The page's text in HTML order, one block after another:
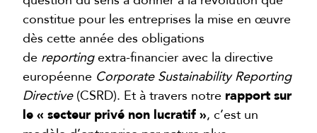
constitue pour les entreprises la mise en œuvre
dès cette année des obligations
de reportingextra-financier avec la directive
européenne Corporate Sustainability Reporting
Directive(CSRD). Et à travers notre rapport sur
le « secteur privé non lucratif », c’est un